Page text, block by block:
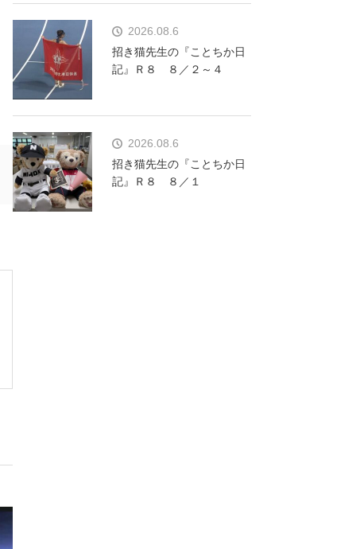
2026.08.6
招き猫先生の『ことちか日
記』Ｒ８ ８／２～４
2026.08.6
招き猫先生の『ことちか日
記』Ｒ８ ８／１